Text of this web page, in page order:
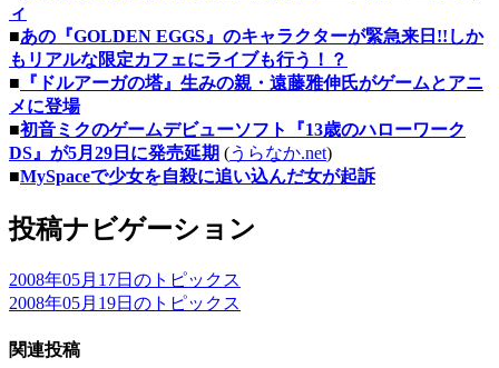
ィ
■あの『GOLDEN EGGS』のキャラクターが緊急来日!!しか
もリアルな限定カフェにライブも行う！？
■ 『ドルアーガの塔』生みの親・遠藤雅伸氏がゲームとアニ
メに登場
■初音ミクのゲームデビューソフト『13歳のハローワーク
DS』が5月29日に発売延期 (うらなか.net)
■MySpaceで少女を自殺に追い込んだ女が起訴
投稿ナビゲーション
2008年05月17日のトピックス
2008年05月19日のトピックス
関連投稿